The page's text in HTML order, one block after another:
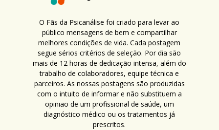
O Fãs da Psicanálise foi criado para levar ao
público mensagens de bem e compartilhar
melhores condições de vida. Cada postagem
segue sérios critérios de seleção. Por dia são
mais de 12 horas de dedicação intensa, além do
trabalho de colaboradores, equipe técnica e
parceiros. As nossas postagens são produzidas
com o intuito de informar e não substituem a
opinião de um profissional de saúde, um
diagnóstico médico ou os tratamentos já
prescritos.